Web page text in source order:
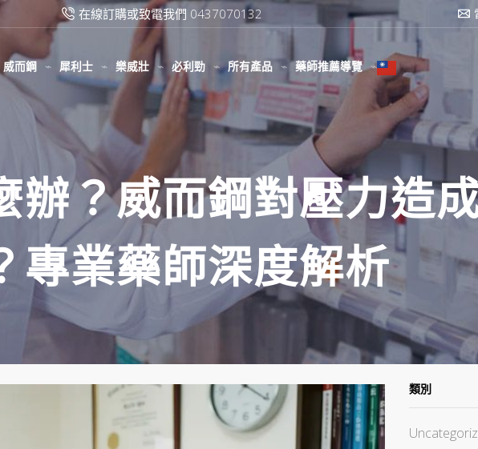
滿2000台幣免運費
威而鋼 犀利士 樂威壯 必利勁 所有產品 藥師推薦導覽
辦？威而鋼對壓力造
專業藥師深度解析
類別